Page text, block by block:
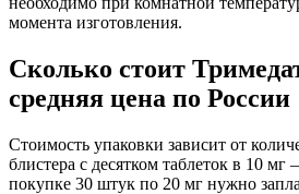
момента изготовления.
Сколько стоит
средняя цена по России
Стоимость упаковки зависит от
блистера с десятком таблеток в 10
покупке 30 штук по 20 мг нужно